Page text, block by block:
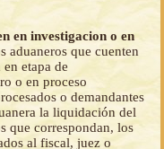
en investigacion o en
aduaneros que cuenten
etapa de
o en proceso
o demandantes
la liquidación del
que correspondan, los
al fiscal, juez o